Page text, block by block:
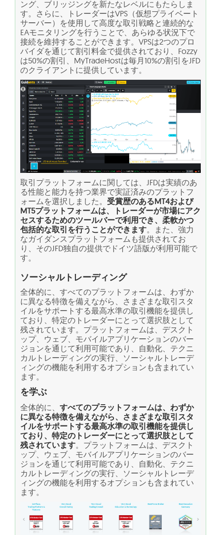
ング、ブリッジングを新たなレベルにもたらしま
す。さらに、トレーダーはVPS（仮想プライベート
サーバー）を使用して高度な取引戦略と連続的な
EAモニタリングを行うことで、あらゆる状況下で
接続を維持することができます。VPSは2つのプロ
バイダを通じて割引料金で提供されており、Fozzy
は50%の割引、MyTradeHostは毎月10%の割引をJFD
のクライアントに提供しています。
取引プラットフォームに関しては、JFDは実績のあ
る性能と能力を持つ業界で実証済みのプラットフ
ォームを選択しました。 受賞歴のあるMT4および
MT5プラットフォームは、トレーダーが市場にアク
セスするためのツールバーで利用でき、柔軟かつ
包括的な取引を行うことができます。また、強力
なガイダンスプラットフォームも提供されてお
り、そのJFD独自の提供でドイツ語版が利用可能で
す。
ソーシャルトレーディング
全体的に、すべてのプラットフォームは、わずか
に異なる特徴を備えながら、さまざまな取引スタ
イルをサポートする最高水準の取引機能を提供し
ており、特定のトレーダーにとって選択肢として
残されています。プラットフォームは、デスクト
ップ、ウェブ、モバイルアプリケーションのバー
ジョンを通じて利用可能であり、自動化、テクニ
カルトレーディングの実行、ソーシャルトレーデ
ィングの機能を利用するオプションも含まれてい
ます。
を学ぶ
全体的に、 すべてのプラットフォームは、わずか
に異なる特徴を備えながら、さまざまな取引スタ
イルをサポートする最高水準の取引機能を提供し
ており、特定のトレーダーにとって選択肢として
残されています。プラットフォームは、デスクト
ップ、ウェブ、モバイルアプリケーションのバー
ジョンを通じて利用可能であり、自動化、テクニ
カルトレーディングの実行、ソーシャルトレーデ
ィングの機能を利用するオプションも含まれてい
ます。